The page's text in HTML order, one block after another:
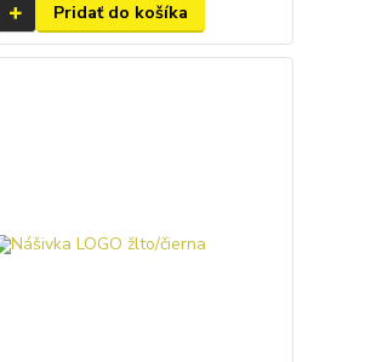
Pridať do košíka